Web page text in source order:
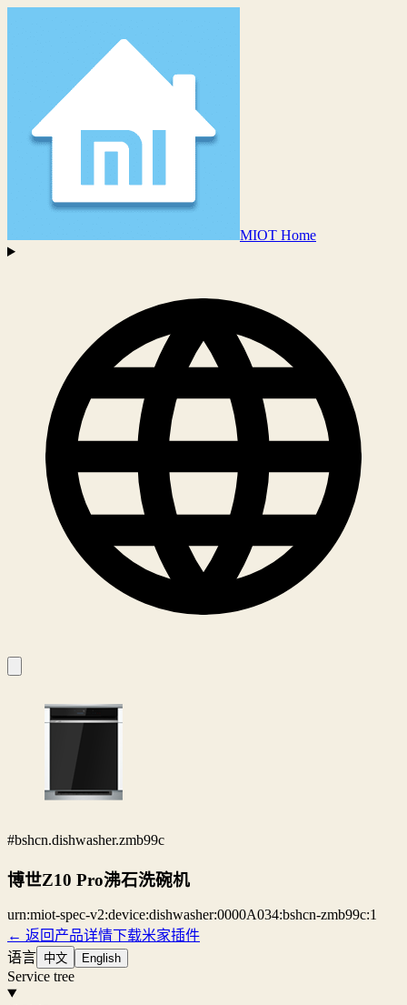
MIOT Home
#bshcn.dishwasher.zmb99c
博世Z10 Pro沸石洗碗机
urn:miot-spec-v2:device:dishwasher:0000A034:bshcn-zmb99c:1
← 返回产品详情下载米家插件
语言 中文 English
Service tree